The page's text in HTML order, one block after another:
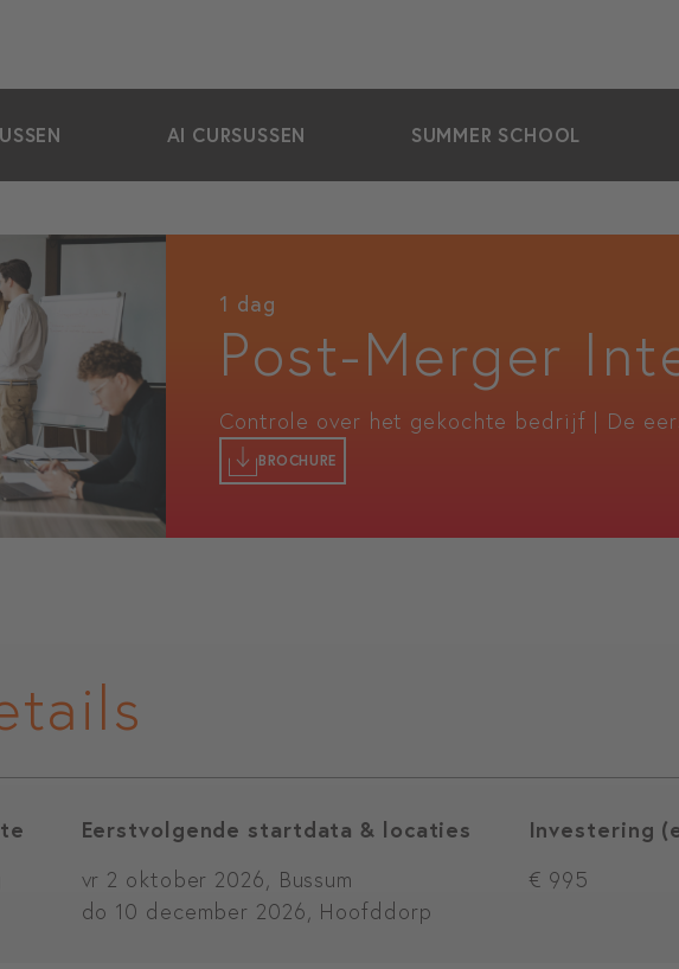
AI CURSUSSEN SUMMER SCHOOL
1 dag
Post-Merger
Controle over het gekochte bedrijf | De
BROCHURE
Eerstvolgende startdata & locaties
vr 2 oktober 2026, Bussum
do 10 december 2026, Hoofddorp
Investering
€ 995